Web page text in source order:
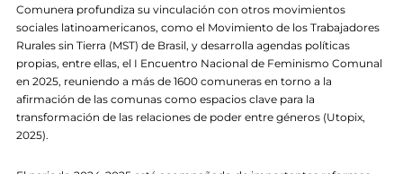
Comunera profundiza su vinculación con otros movimientos
sociales latinoamericanos, como el Movimiento de los Trabajadores
Rurales sin Tierra (MST) de Brasil, y desarrolla agendas políticas
propias, entre ellas, el I Encuentro Nacional de Feminismo Comunal
en 2025, reuniendo a más de 1600 comuneras en torno a la
afirmación de las comunas como espacios clave para la
transformación de las relaciones de poder entre géneros (Utopix,
2025).